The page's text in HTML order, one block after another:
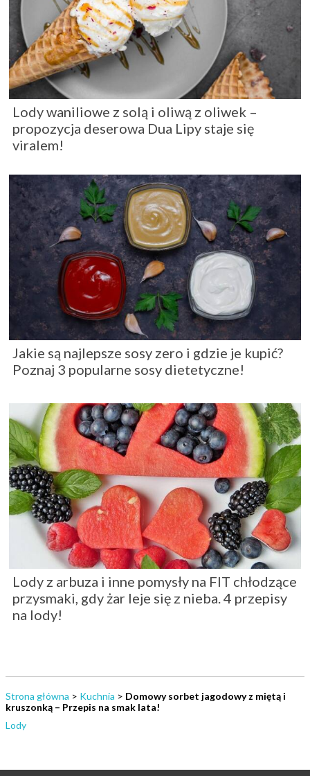
Lody waniliowe z solą i oliwą z oliwek –
propozycja deserowa Dua Lipy staje się
viralem!
Jakie są najlepsze sosy zero i gdzie je kupić?
Poznaj 3 popularne sosy dietetyczne!
Lody z arbuza i inne pomysły na FIT chłodzące
przysmaki, gdy żar leje się z nieba. 4 przepisy
na lody!
Strona główna > Kuchnia > Domowy sorbet jagodowy z miętą i
kruszonką – Przepis na smak lata!
Lody